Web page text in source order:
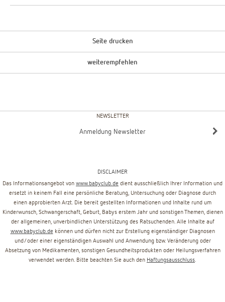
Seite drucken
weiterempfehlen
NEWSLETTER
Anmeldung Newsletter
DISCLAIMER
Das Informationsangebot von www.babyclub.de dient ausschließlich Ihrer Information und
ersetzt in keinem Fall eine persönliche Beratung, Untersuchung oder Diagnose durch
einen approbierten Arzt. Die bereit gestellten Informationen und Inhalte rund um
Kinderwunsch, Schwangerschaft, Geburt, Babys erstem Jahr und sonstigen Themen, dienen
der allgemeinen, unverbindlichen Unterstützung des Ratsuchenden. Alle Inhalte auf
www.babyclub.de können und dürfen nicht zur Erstellung eigenständiger Diagnosen
und/oder einer eigenständigen Auswahl und Anwendung bzw. Veränderung oder
Absetzung von Medikamenten, sonstigen Gesundheitsprodukten oder Heilungsverfahren
verwendet werden. Bitte beachten Sie auch den Haftungsausschluss.